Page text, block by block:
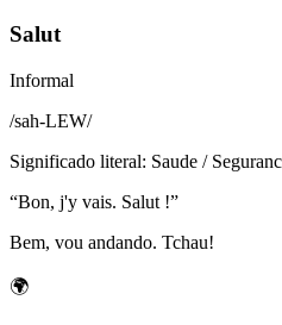
Salut
Informal
/sah-LEW/
Significado literal: Saude /
“Bon, j'y vais. Salut !”
Bem, vou andando. Tchau!
🌍